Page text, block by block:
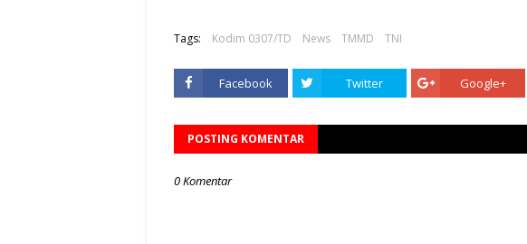
Tags: Kodim 0307/TD News TMMD TNI
Facebook Twitter Google+
POSTING KOMENTAR
0 Komentar